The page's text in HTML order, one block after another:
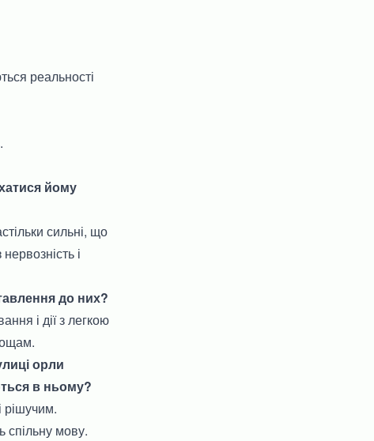
реальності
йому
сильні, що
і
до них?
і дії з легкою
орли
в ньому?
рішучим.
спільну мову.